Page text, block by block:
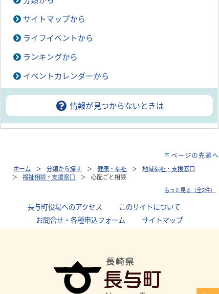
サイトマップから
ライフイベントから
ランキングから
イベントカレンダーから
情報が見つからないときは
ページの先頭へ
ホーム 分類から探す 健康・福祉
地域福祉・支援窓口
福祉相談・支援窓口
心配ごと相談
もっと見る（全2件）
長与町役場へのアクセス このサイトについて
お問合せ・各種申込フォーム
サイトマップ